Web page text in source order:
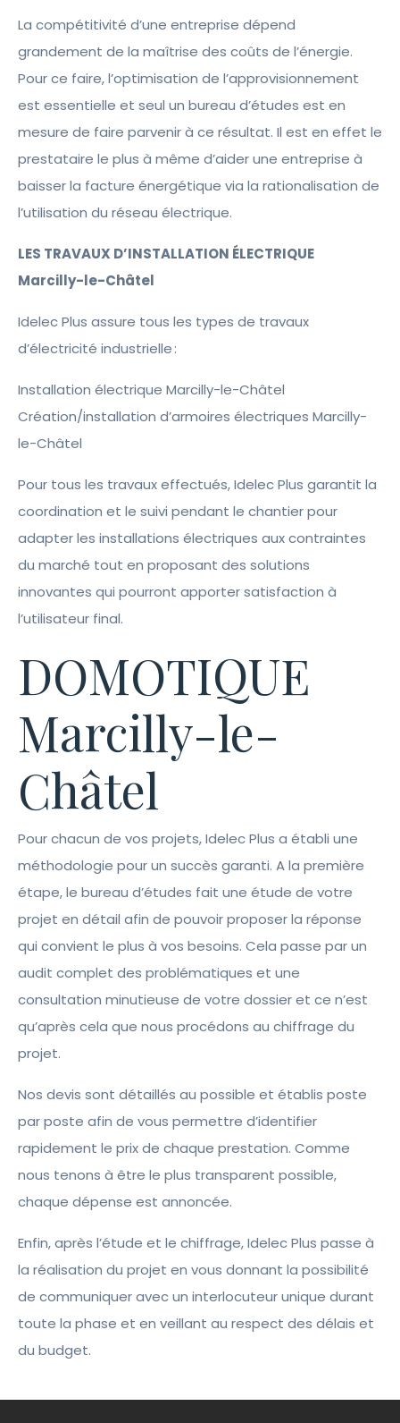
La compétitivité d’une entreprise dépend
grandement de la maîtrise des coûts de l’énergie.
Pour ce faire, l’optimisation de l’approvisionnement
est essentielle et seul un bureau d’études est en
mesure de faire parvenir à ce résultat. Il est en effet le
prestataire le plus à même d’aider une entreprise à
baisser la facture énergétique via la rationalisation de
l’utilisation du réseau électrique.
LES TRAVAUX D’INSTALLATION ÉLECTRIQUE
Marcilly-le-Châtel
Idelec Plus assure tous les types de travaux
d’électricité industrielle :
Installation électrique Marcilly-le-Châtel
Création/installation d’armoires électriques Marcilly-
le-Châtel
Pour tous les travaux effectués, Idelec Plus garantit la
coordination et le suivi pendant le chantier pour
adapter les installations électriques aux contraintes
du marché tout en proposant des solutions
innovantes qui pourront apporter satisfaction à
l’utilisateur final.
DOMOTIQUE
Marcilly-le-
Châtel
Pour chacun de vos projets, Idelec Plus a établi une
méthodologie pour un succès garanti. A la première
étape, le bureau d’études fait une étude de votre
projet en détail afin de pouvoir proposer la réponse
qui convient le plus à vos besoins. Cela passe par un
audit complet des problématiques et une
consultation minutieuse de votre dossier et ce n’est
qu’après cela que nous procédons au chiffrage du
projet.
Nos devis sont détaillés au possible et établis poste
par poste afin de vous permettre d’identifier
rapidement le prix de chaque prestation. Comme
nous tenons à être le plus transparent possible,
chaque dépense est annoncée.
Enfin, après l’étude et le chiffrage, Idelec Plus passe à
la réalisation du projet en vous donnant la possibilité
de communiquer avec un interlocuteur unique durant
toute la phase et en veillant au respect des délais et
du budget.